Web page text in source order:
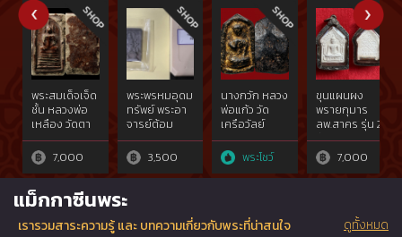
one placed
the first two
times from
competition
on 20
October and
8 December
2013, and got
the second
one time
from
competition
on 3
November
the third at
the
competition
on 20
September
were held by
Municipal
Thadpanom
District and
Amphoe
Thadpanom
Image
the second
at the
competition
on 20
September
2558 which
were held by
Municipal
Thadpanom
District and
Amphoe
Thadpanom
Association
on 3 March
2556 B.E.
which were
held by The
Commander
Province
Military and
Thai Buddha
Image
Admiration
Association
พระสมเด็จเจ็ด
ชั้น หลวงพ่อ
เหลือง วัดตา
ด้วง
7,000
พระพรหมอุดม
ทรัพย์ พระอา
จารย์ต้อม
3,500
นางกวัก หลวง
พ่อแก้ว วัด
เครือวัลย์
พระโชว์
ขุนแผนผง
พรายกุมาร
ลพ.สาคร รุ่น 2
ปี 2538
7,000
แม็กกาซีนพระ
เรารวมสาระความรู้ และ บทความเกี่ยวกับพระที่น่าสนใจ ดูทั้งหมด